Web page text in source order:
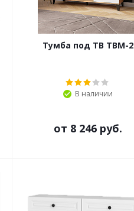
Тумба под ТВ ТВМ-2
В наличии
от 8 246 руб.